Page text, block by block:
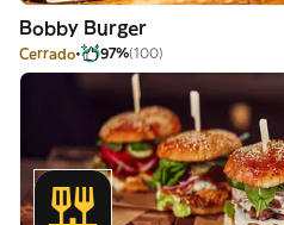
Bobby Burger
Cerrado 97%(100)